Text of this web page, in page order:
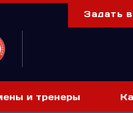
Задать
и тренеры